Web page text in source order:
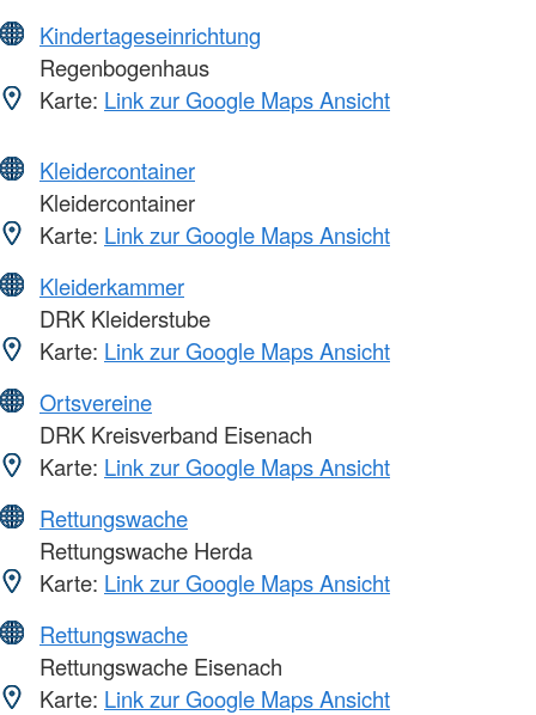
Kindertageseinrichtung
Regenbogenhaus
Karte: Link zur Google Maps Ansicht
Kleidercontainer
Kleidercontainer
Karte: Link zur Google Maps Ansicht
Kleiderkammer
DRK Kleiderstube
Karte: Link zur Google Maps Ansicht
Ortsvereine
DRK Kreisverband Eisenach
Karte: Link zur Google Maps Ansicht
Rettungswache
Rettungswache Herda
Karte: Link zur Google Maps Ansicht
Rettungswache
Rettungswache Eisenach
Karte: Link zur Google Maps Ansicht